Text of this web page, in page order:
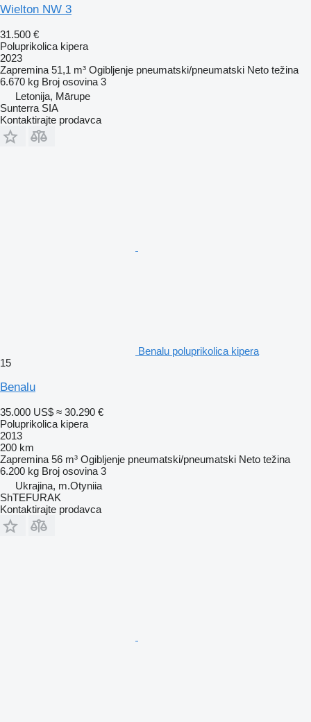
Wielton NW 3
31.500 €
Poluprikolica kipera
2023
Zapremina 51,1 m³ Ogibljenje pneumatski/pneumatski Neto težina
6.670 kg Broj osovina 3
Letonija, Mārupe
Sunterra SIA
Kontaktirajte prodavca
Benalu poluprikolica kipera
15
Benalu
35.000 US$ ≈ 30.290 €
Poluprikolica kipera
2013
200 km
Zapremina 56 m³ Ogibljenje pneumatski/pneumatski Neto težina
6.200 kg Broj osovina 3
Ukrajina, m.Otyniia
ShTEFURAK
Kontaktirajte prodavca